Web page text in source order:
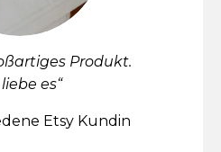
Produkt.
es“
Etsy Kundin